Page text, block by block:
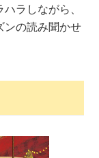
ラしながら、
ンの読み聞かせ